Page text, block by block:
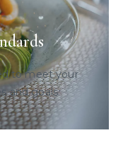
to meet your
and goals.